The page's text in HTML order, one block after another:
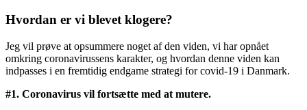
Hvordan er vi blevet klogere?
Jeg vil prøve at opsummere noget af den viden, vi har opnået
omkring coronavirussens karakter, og hvordan denne viden kan
indpasses i en fremtidig endgame strategi for covid-19 i Danmark.
#1. Coronavirus vil fortsætte med at mutere.